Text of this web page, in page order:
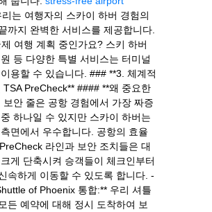
리는 여행자의 스카이 하버 경험의
까지 완벽한 서비스를 제공합니다.
여행 계획 중인가요? 스키 하버
등 다양한 특별 서비스는 터미널
용할 수 있습니다. ### **3. 체계적
TSA PreCheck** #### **왜 중요한
보안 줄은 공항 경험에서 가장 짜증
하나일 수 있지만 스카이 하버는
면에서 우수합니다. 공항의 효율
라인과 보안 조치들은 대
게 단축시켜 승객들이 체크인부터
속하게 이동할 수 있도록 합니다. -
of Phoenix 통합:** 우리 셔틀
든 예약에 대해 정시 도착하여 보